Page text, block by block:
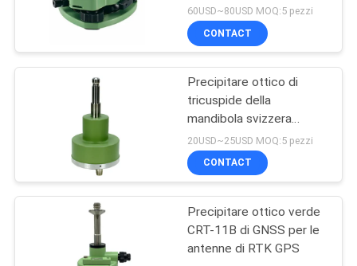
60USD~80USD MOQ:5 pezzi
CONTACT
Precipitare ottico di
tricuspide della
mandibola svizzera
dell'adattatore tre nella
stazione totale
20USD~25USD MOQ:5 pezzi
CONTACT
Precipitare ottico verde
CRT-11B di GNSS per le
antenne di RTK GPS